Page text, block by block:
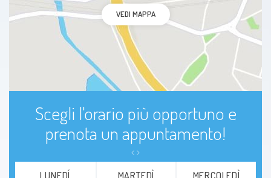
VEDI MAPPA
Scegli l'orario più opportuno e
prenota un appuntamento!
LUNEDÍ MARTEDÌ MERCOLEDÌ